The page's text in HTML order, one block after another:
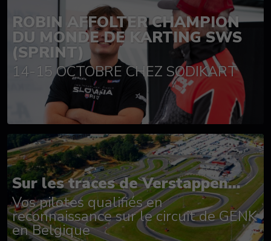
ROBIN AFFOLTER CHAMPION
DU MONDE DE KARTING SWS
(SPRINT)
14-15 OCTOBRE CHEZ SODIKART
Sur les traces de Verstappen...
Vos pilotes qualifiés en
reconnaissance sur le circuit de GENK
en Belgique